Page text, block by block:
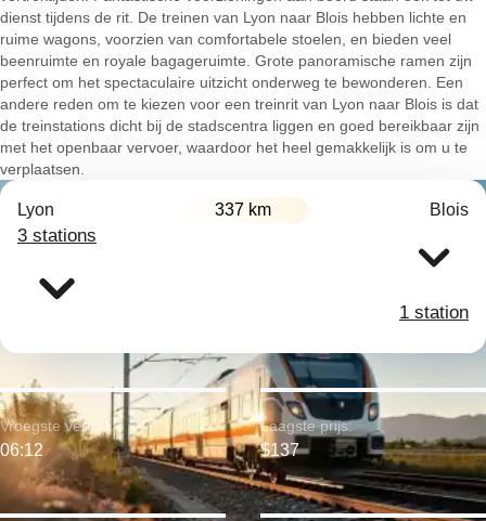
dienst tijdens de rit. De treinen van Lyon naar Blois hebben lichte en
ruime wagons, voorzien van comfortabele stoelen, en bieden veel
beenruimte en royale bagageruimte. Grote panoramische ramen zijn
perfect om het spectaculaire uitzicht onderweg te bewonderen. Een
andere reden om te kiezen voor een treinrit van Lyon naar Blois is dat
de treinstations dicht bij de stadscentra liggen en goed bereikbaar zijn
met het openbaar vervoer, waardoor het heel gemakkelijk is om u te
verplaatsen.
Lyon 337 km Blois
3 stations
1 station
Vroegste vertrek:
06:12
Laagste prijs:
$137